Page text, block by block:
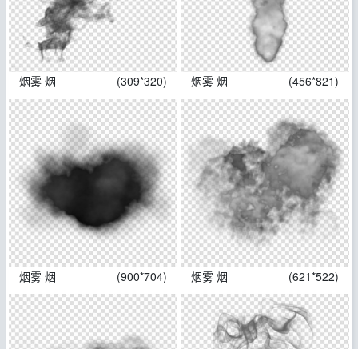
烟雾 烟 (309*320) 烟雾 烟 (456*821)
烟雾 烟 (900*704) 烟雾 烟 (621*522)